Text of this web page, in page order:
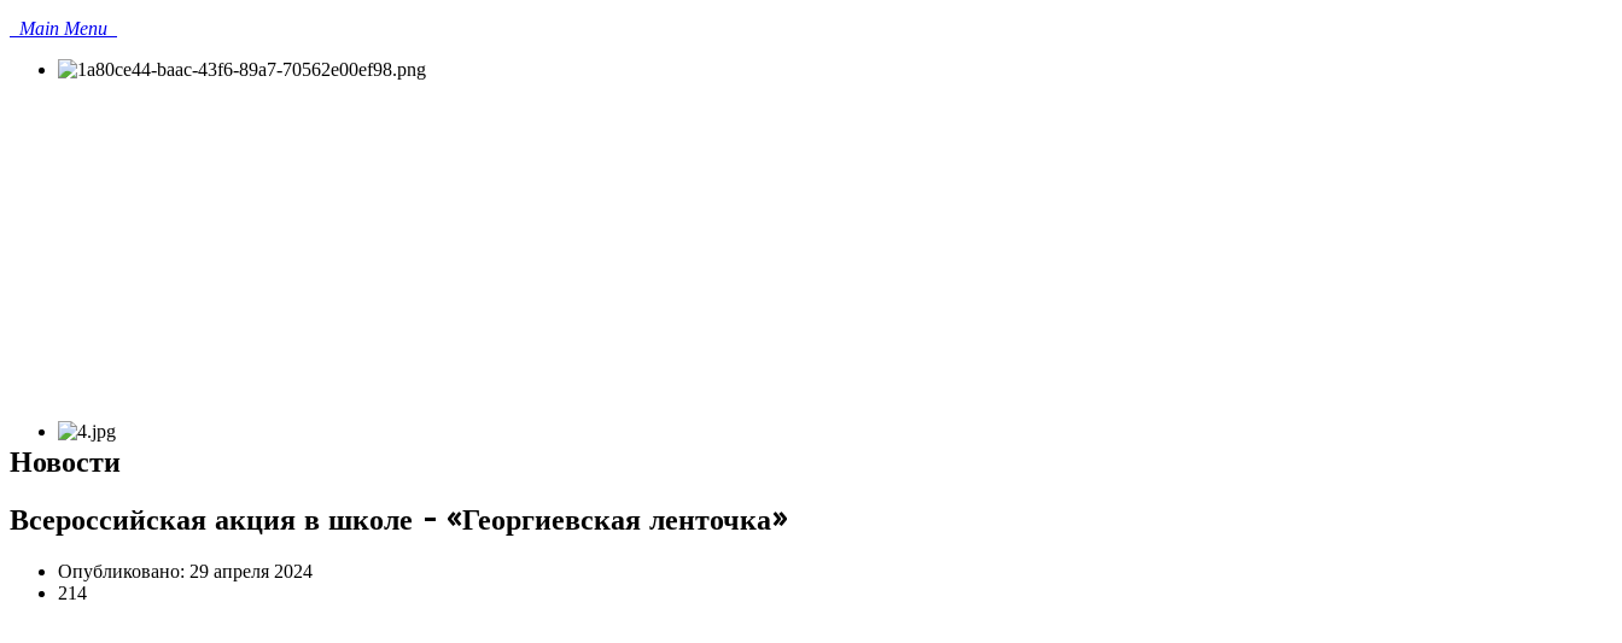
Main Menu
Новости
Всероссийская акция в школе - «Георгиевская ленточка»
Опубликовано: 29 апреля 2024
214